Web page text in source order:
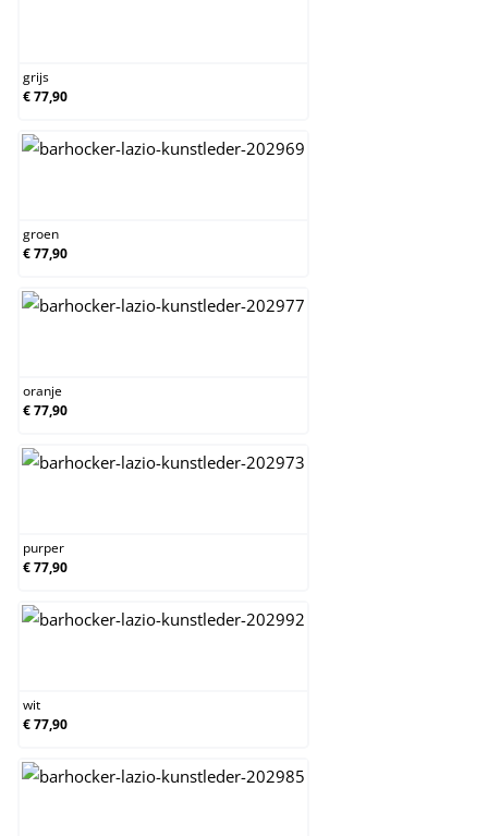
grijs
€ 77,90
groen
€ 77,90
oranje
€ 77,90
purper
€ 77,90
wit
€ 77,90